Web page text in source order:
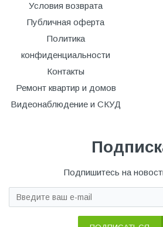
Условия возврата
Публичная оферта
Политика
конфиденциальности
Контакты
Ремонт квартир и домов
Видеонаблюдение и СКУД
Подпишитесь на